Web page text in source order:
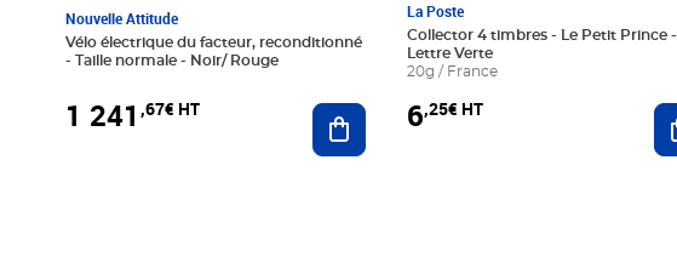
Nouvelle Attitude
Vélo électrique du facteur, reconditionné
- Taille normale - Noir/ Rouge
1 241 ,67€ HT Ajouter au panier
La Poste
Collector 4 timbres - Le Petit Prince -
Lettre Verte
20g / France
6,25€ HT